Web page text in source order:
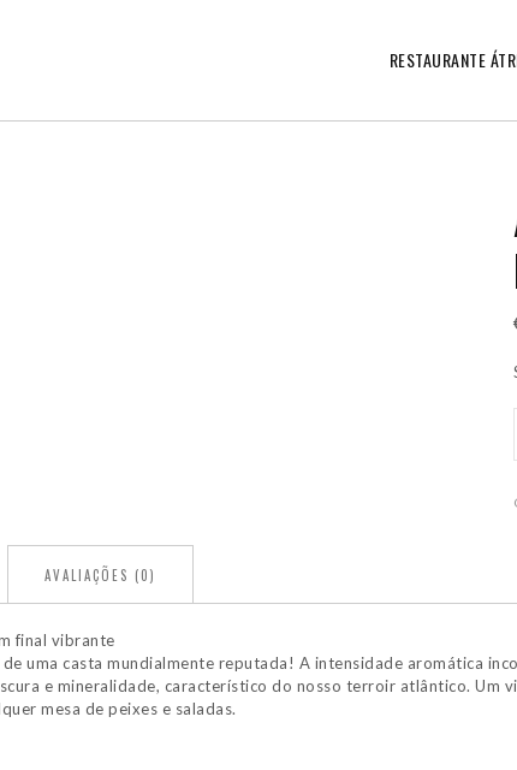
RESTAURANTE
AVALIAÇÕES (0)
final vibrante
uma casta mundialmente reputada! A intensidade aromática
e mineralidade, característico do nosso terroir atlântico. Um
mesa de peixes e saladas.